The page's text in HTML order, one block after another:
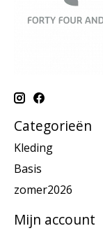
Categorieën
Kleding
Basis
zomer2026
Mijn account